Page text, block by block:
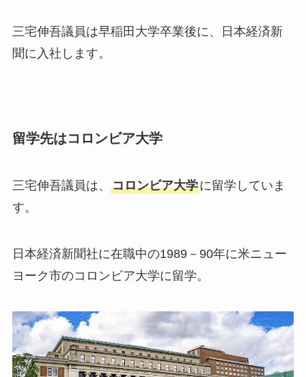
三宅伸吾議員は早稲田大学卒業後に、日本経済新
聞に入社します。
留学先はコロンビア大学
三宅伸吾議員は、 コロンビア大学に留学していま
す。
日本経済新聞社に在職中の1989－90年に米ニュー
ヨーク市のコロンビア大学に留学。